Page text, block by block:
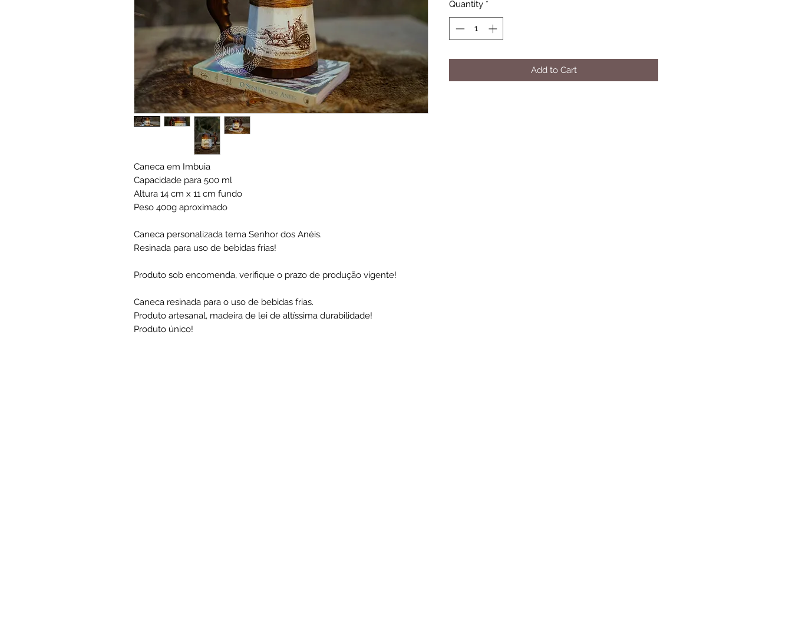
Caneca em Imbuia
Capacidade para 500 ml
Altura 14 cm x 11 cm fundo
Peso 400g aproximado
Caneca personalizada tema Senhor dos Anéis.
Resinada para uso de bebidas frias!
Produto sob encomenda, verifique o prazo de produção vigente!
Caneca resinada para o uso de bebidas frias.
Produto artesanal, madeira de lei de altíssima durabilidade!
Produto único!
Quantity *
Add to Cart